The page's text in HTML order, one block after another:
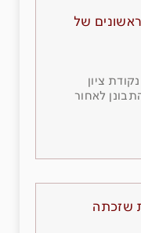
הראשונים של
ציון
לאחור
שזכתה